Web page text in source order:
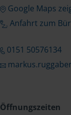
Google Maps
Anfahrt zum
0151 50576134
Öffnungszeiten